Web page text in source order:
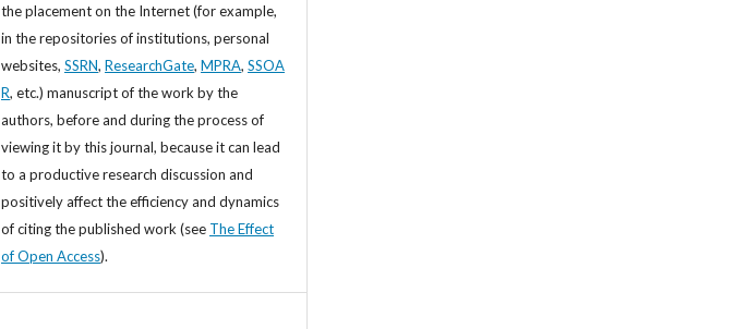
the placement on the Internet (for example,
in the repositories of institutions, personal
websites, SSRN, ResearchGate, MPRA, SSOA
R, etc.) manuscript of the work by the
authors, before and during the process of
viewing it by this journal, because it can lead
to a productive research discussion and
positively affect the efficiency and dynamics
of citing the published work (see The Effect
of Open Access).